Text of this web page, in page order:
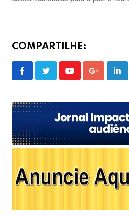
COMPARTILHE:
YoutubeGoogle+